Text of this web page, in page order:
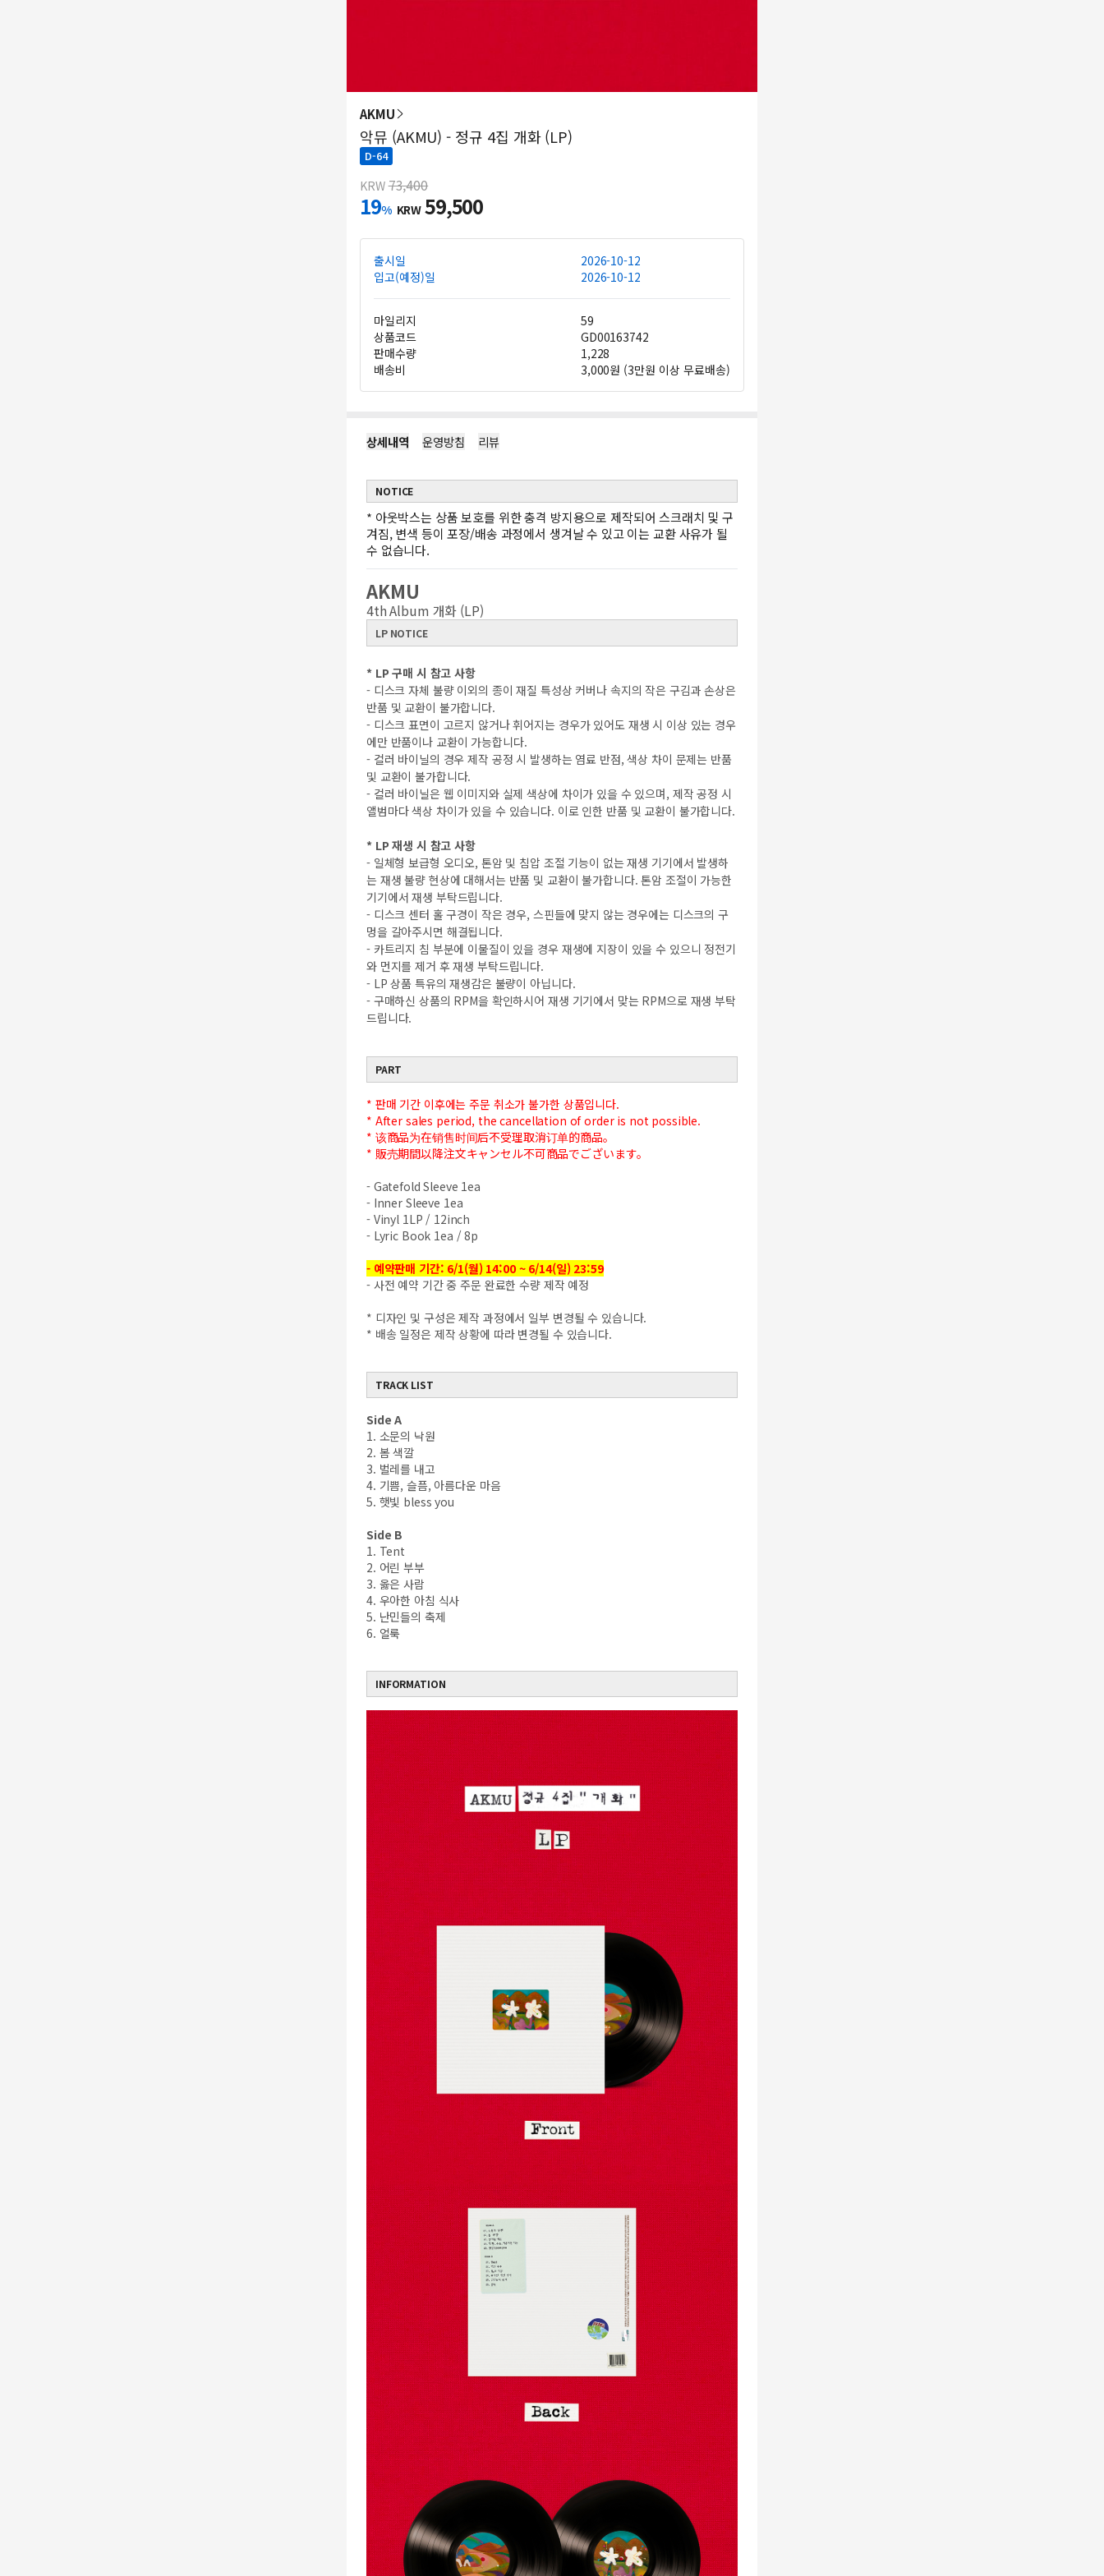
AKMU
악뮤 (AKMU) - 정규 4집 개화 (LP)
D-64
KRW 73,400
19% KRW 59,500
출시일
2026-10-12
입고(예정)일
2026-10-12
마일리지
59
상품코드
GD00163742
판매수량
1,228
배송비
3,000원 (3만원 이상 무료배송)
상세내역 운영방침 리뷰
NOTICE
* 아웃박스는 상품 보호를 위한 충격 방지용으로 제작되어 스크래치 및 구
겨짐, 변색 등이 포장/배송 과정에서 생겨날 수 있고 이는 교환 사유가 될
수 없습니다.
AKMU
4th Album 개화 (LP)
LP NOTICE
* LP 구매 시 참고 사항
- 디스크 자체 불량 이외의 종이 재질 특성상 커버나 속지의 작은 구김과 손상은
반품 및 교환이 불가합니다.
- 디스크 표면이 고르지 않거나 휘어지는 경우가 있어도 재생 시 이상 있는 경우
에만 반품이나 교환이 가능합니다.
- 컬러 바이닐의 경우 제작 공정 시 발생하는 염료 반점, 색상 차이 문제는 반품
및 교환이 불가합니다.
- 컬러 바이닐은 웹 이미지와 실제 색상에 차이가 있을 수 있으며, 제작 공정 시
앨범마다 색상 차이가 있을 수 있습니다. 이로 인한 반품 및 교환이 불가합니다.
* LP 재생 시 참고 사항
- 일체형 보급형 오디오, 톤암 및 침압 조절 기능이 없는 재생 기기에서 발생하
는 재생 불량 현상에 대해서는 반품 및 교환이 불가합니다. 톤암 조절이 가능한
기기에서 재생 부탁드립니다.
- 디스크 센터 홀 구경이 작은 경우, 스핀들에 맞지 않는 경우에는 디스크의 구
멍을 갈아주시면 해결됩니다.
- 카트리지 침 부분에 이물질이 있을 경우 재생에 지장이 있을 수 있으니 정전기
와 먼지를 제거 후 재생 부탁드립니다.
- LP 상품 특유의 재생감은 불량이 아닙니다.
- 구매하신 상품의 RPM을 확인하시어 재생 기기에서 맞는 RPM으로 재생 부탁
드립니다.
PART
* 판매 기간 이후에는 주문 취소가 불가한 상품입니다.
* After sales period, the cancellation of order is not possible.
* 该商品为在销售时间后不受理取消订单的商品。
* 販売期間以降注文キャンセル不可商品でございます。
- Gatefold Sleeve 1ea
- Inner Sleeve 1ea
- Vinyl 1LP / 12inch
- Lyric Book 1ea / 8p
- 예약판매 기간: 6/1(월) 14:00 ~ 6/14(일) 23:59
- 사전 예약 기간 중 주문 완료한 수량 제작 예정
* 디자인 및 구성은 제작 과정에서 일부 변경될 수 있습니다.
* 배송 일정은 제작 상황에 따라 변경될 수 있습니다.
TRACK LIST
Side A
1. 소문의 낙원
2. 봄 색깔
3. 벌레를 내고
4. 기쁨, 슬픔, 아름다운 마음
5. 햇빛 bless you
Side B
1. Tent
2. 어린 부부
3. 옳은 사람
4. 우아한 아침 식사
5. 난민들의 축제
6. 얼룩
INFORMATION